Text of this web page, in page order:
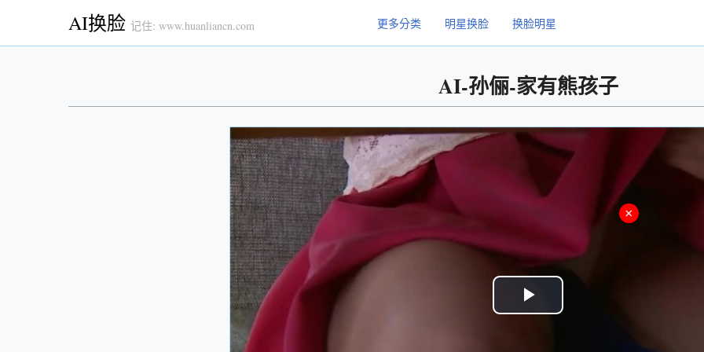
AI换脸 记住: www.huanliancn.com 更多分类 明星换脸 换脸明星
AI-孙俪-家有熊孩子
Play
×